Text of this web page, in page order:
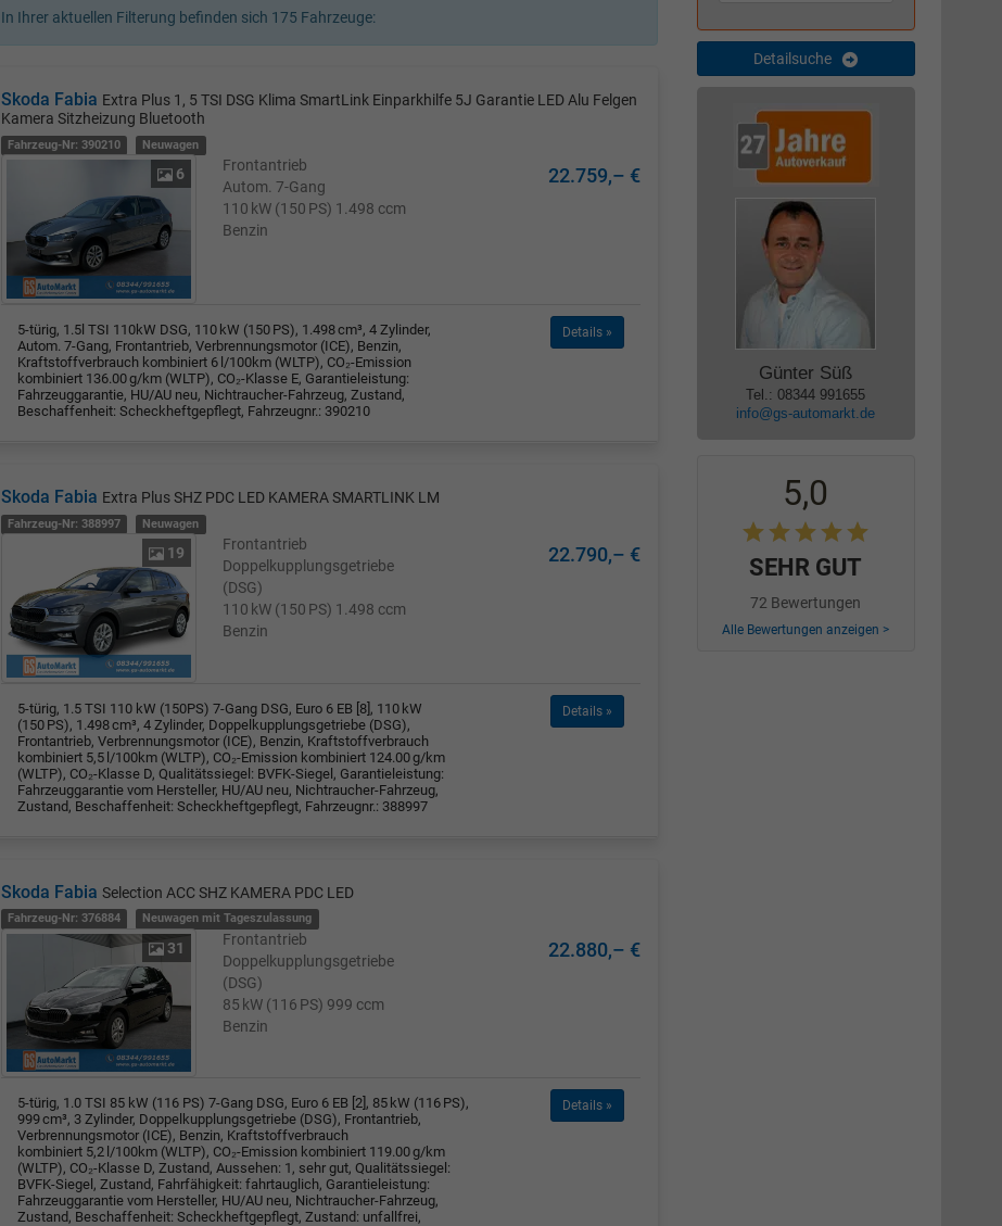
In Ihrer aktuellen Filterung befinden sich 175 Fahrzeuge:
Skoda Fabia Extra Plus 1, 5 TSI DSG Klima SmartLink Einparkhilfe 5J Garantie LED Alu Felgen
Kamera Sitzheizung Bluetooth
Fahrzeug-Nr: 390210 Neuwagen
6
Frontantrieb
Autom. 7-Gang
110 kW (150 PS) 1.498 ccm
Benzin
22.759,– €
5-türig, 1.5l TSI 110kW DSG, 110 kW (150 PS), 1.498 cm³, 4 Zylinder,
Autom. 7-Gang, Frontantrieb, Verbrennungsmotor (ICE), Benzin,
Kraftstoffverbrauch kombiniert 6 l/100km (WLTP), CO₂-Emission
kombiniert 136.00 g/km (WLTP), CO₂-Klasse E, Garantieleistung:
Fahrzeuggarantie, HU/AU neu, Nichtraucher-Fahrzeug, Zustand,
Beschaffenheit: Scheckheftgepflegt, Fahrzeugnr.: 390210
Details »
Skoda Fabia Extra Plus SHZ PDC LED KAMERA SMARTLINK LM
Fahrzeug-Nr: 388997 Neuwagen
19
Frontantrieb
Doppelkupplungsgetriebe
(DSG)
110 kW (150 PS) 1.498 ccm
Benzin
22.790,– €
5-türig, 1.5 TSI 110 kW (150PS) 7-Gang DSG, Euro 6 EB [8], 110 kW
(150 PS), 1.498 cm³, 4 Zylinder, Doppelkupplungsgetriebe (DSG),
Frontantrieb, Verbrennungsmotor (ICE), Benzin, Kraftstoffverbrauch
kombiniert 5,5 l/100km (WLTP), CO₂-Emission kombiniert 124.00 g/km
(WLTP), CO₂-Klasse D, Qualitätssiegel: BVFK-Siegel, Garantieleistung:
Fahrzeuggarantie vom Hersteller, HU/AU neu, Nichtraucher-Fahrzeug,
Zustand, Beschaffenheit: Scheckheftgepflegt, Fahrzeugnr.: 388997
Details »
Skoda Fabia Selection ACC SHZ KAMERA PDC LED
Fahrzeug-Nr: 376884 Neuwagen mit Tageszulassung
31
Frontantrieb
Doppelkupplungsgetriebe
(DSG)
85 kW (116 PS) 999 ccm
Benzin
22.880,– €
5-türig, 1.0 TSI 85 kW (116 PS) 7-Gang DSG, Euro 6 EB [2], 85 kW (116 PS),
999 cm³, 3 Zylinder, Doppelkupplungsgetriebe (DSG), Frontantrieb,
Verbrennungsmotor (ICE), Benzin, Kraftstoffverbrauch
kombiniert 5,2 l/100km (WLTP), CO₂-Emission kombiniert 119.00 g/km
(WLTP), CO₂-Klasse D, Zustand, Aussehen: 1, sehr gut, Qualitätssiegel:
BVFK-Siegel, Zustand, Fahrfähigkeit: fahrtauglich, Garantieleistung:
Fahrzeuggarantie vom Hersteller, HU/AU neu, Nichtraucher-Fahrzeug,
Zustand, Beschaffenheit: Scheckheftgepflegt, Zustand: unfallfrei,
Details »
Detailsuche
Günter Süß
Tel.: 08344 991655
info@gs-automarkt.de
5,0
SEHR GUT
72 Bewertungen
Alle Bewertungen anzeigen >